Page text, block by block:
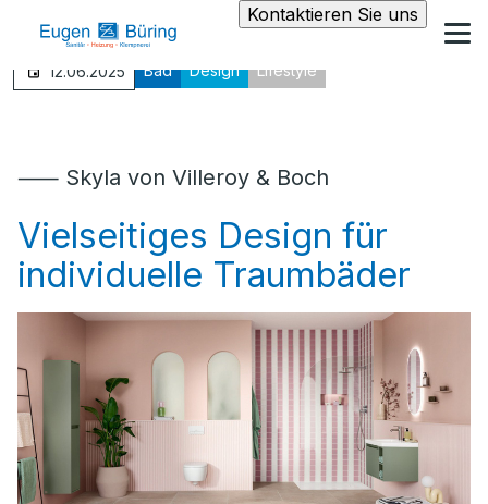
Kontaktieren Sie uns
12.06.2025 Bad Design Lifestyle
⸺ Skyla von Villeroy & Boch
Vielseitiges Design für
individuelle Traumbäder